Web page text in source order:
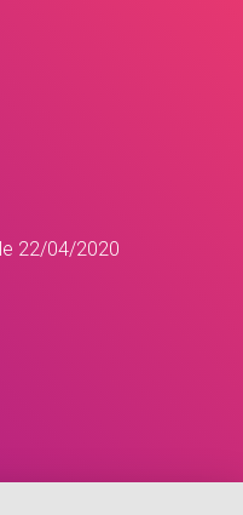
le 22/04/2020